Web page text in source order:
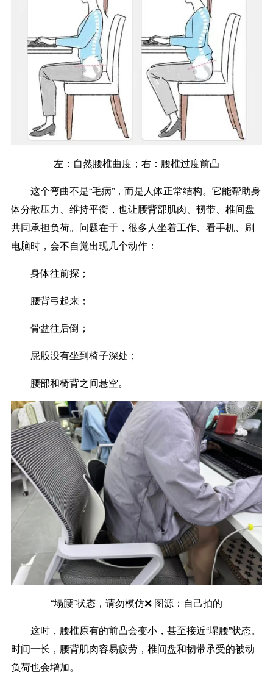
左：自然腰椎曲度；右：腰椎过度前凸
这个弯曲不是“毛病”，而是人体正常结构。它能帮助身
体分散压力、维持平衡，也让腰背部肌肉、韧带、椎间盘
共同承担负荷。问题在于，很多人坐着工作、看手机、刷
电脑时，会不自觉出现几个动作：
身体往前探；
腰背弓起来；
骨盆往后倒；
屁股没有坐到椅子深处；
腰部和椅背之间悬空。
“塌腰”状态，请勿模仿❌️ 图源：自己拍的
这时，腰椎原有的前凸会变小，甚至接近“塌腰”状态。
时间一长，腰背肌肉容易疲劳，椎间盘和韧带承受的被动
负荷也会增加。